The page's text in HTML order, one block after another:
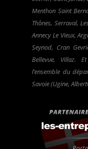
Menthon Saint
Thônes, Serraval,
Annecy Le Vieux,
Seynod, Cran
Bellevue, Villaz.
l’ensemble du
Savoie (Ugine,